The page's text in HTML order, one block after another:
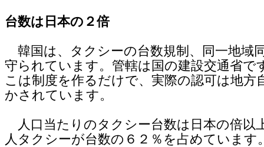
台数は日本の２倍
韓国は、タクシーの台数規制、同一地域
守られています。管轄は国の建設交通省で
こは制度を作るだけで、実際の認可は地方
かされています。
人口当たりのタクシー台数は日本の倍以
人タクシーが台数の６２％を占めています